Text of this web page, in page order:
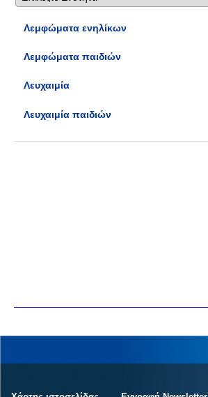
Λεμφώματα ενηλίκων
Λεμφώματα παιδιών
Λευχαιμία
Λευχαιμία παιδιών